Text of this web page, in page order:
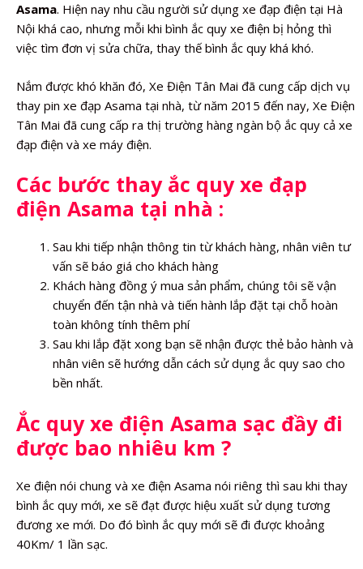
Asama. Hiện nay nhu cầu người sử dụng xe đạp điện tại Hà
Nội khá cao, nhưng mỗi khi bình ắc quy xe điện bị hỏng thì
việc tìm đơn vị sửa chữa, thay thế bình ắc quy khá khó.
Nắm được khó khăn đó, Xe Điện Tân Mai đã cung cấp dịch vụ
thay pin xe đạp Asama tại nhà, từ năm 2015 đến nay, Xe Điện
Tân Mai đã cung cấp ra thị trường hàng ngàn bộ ắc quy cả xe
đạp điện và xe máy điện.
Các bước thay ắc quy xe đạp
điện Asama tại nhà :
Sau khi tiếp nhận thông tin từ khách hàng, nhân viên tư
vấn sẽ báo giá cho khách hàng
Khách hàng đồng ý mua sản phẩm, chúng tôi sẽ vận
chuyển đến tận nhà và tiến hành lắp đặt tại chỗ hoàn
toàn không tính thêm phí
Sau khi lắp đặt xong bạn sẽ nhận được thẻ bảo hành và
nhân viên sẽ hướng dẫn cách sử dụng ắc quy sao cho
bền nhất.
Ắc quy xe điện Asama sạc đầy đi
được bao nhiêu km ?
Xe điện nói chung và xe điện Asama nói riêng thì sau khi thay
bình ắc quy mới, xe sẽ đạt được hiệu xuất sử dụng tương
đương xe mới. Do đó bình ắc quy mới sẽ đi được khoảng
40Km/ 1 lần sạc.